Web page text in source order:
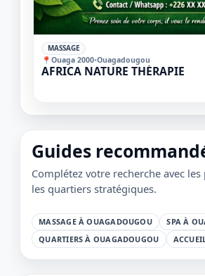
✓
MASSAGE
AFRICA NATURE THÉRAPIE
📍Ouaga 2000•Ouagadougou
Guides
Complétez votre recherche avec
les quartiers stratégiques.
MASSAGE À OUAGADOUGOU
SPA À
QUARTIERS À OUAGADOUGOU